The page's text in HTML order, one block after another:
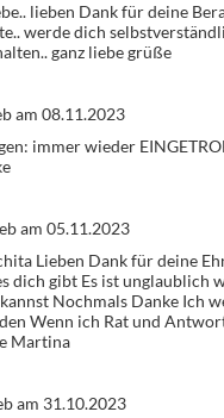
lieben Dank für deine
werde dich
ganz liebe grüße
am 08.11.2023
immer wieder
am 05.11.2023
Lieben Dank für deine
dich gibt Es ist unglaublich
Nochmals Danke Ich
Wenn ich Rat und
Martina
am 31.10.2023